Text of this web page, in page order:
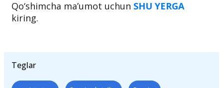
ishtirok etish uchun ariza berishlari
mumkin.